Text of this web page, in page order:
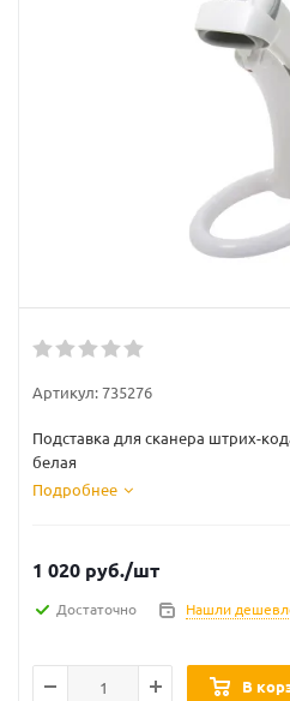
Артикул:735276
Подставка для сканера штрих-
белая
Подробнее
1 020 руб./шт
Достаточно Нашли
В